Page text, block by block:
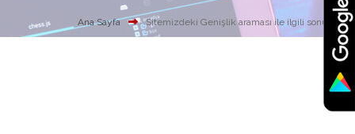
Ana Sayfa Sitemizdeki Genişlik araması ile ilgili sonuçlar